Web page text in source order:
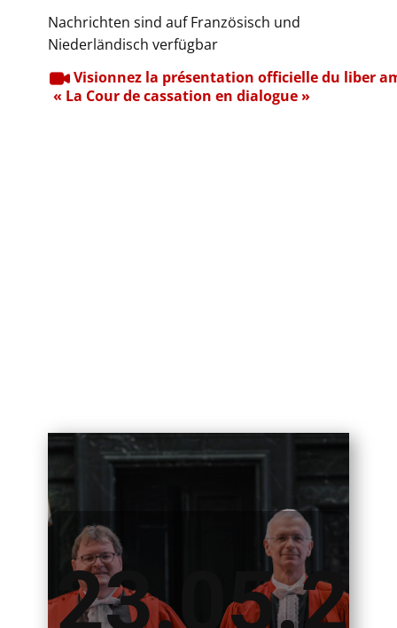
Nachrichten sind auf Französisch und
Niederländisch verfügbar
​Visionnez la présentation officielle du liber
« La Cour de cassation en dialogue » ​​
23.05.2